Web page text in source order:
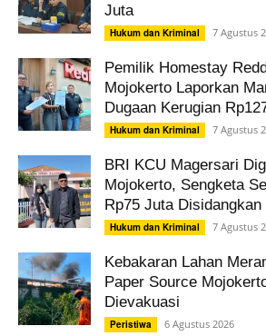
Juta
Hukum dan Kriminal 7 Agustus
Pemilik Homestay
Mojokerto Laporkan
Dugaan Kerugian
Hukum dan Kriminal 7 Agustus
BRI KCU Magersari
Mojokerto, Sengketa
Rp75 Juta Disidangkan
Hukum dan Kriminal 7 Agustus
Kebakaran Lahan
Paper Source
Dievakuasi
Peristiwa 6 Agustus 2026